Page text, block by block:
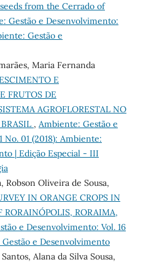
from the Cerrado of
Gestão e Desenvolvimento:
Gestão e
Maria Fernanda
E
FRUTOS DE
AGROFLORESTAL NO
, Ambiente: Gestão e
No. 01 (2018): Ambiente:
| Edição Especial - III
Robson Oliveira de Sousa,
IN ORANGE CROPS IN
RORAIMA,
e Desenvolvimento: Vol. 16
e Desenvolvimento
Alana da Silva Sousa,